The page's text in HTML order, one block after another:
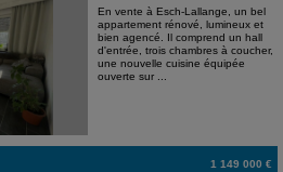
En vente à Esch-Lallange, un bel
appartement rénové, lumineux et
bien agencé. Il comprend un hall
d'entrée, trois chambres à coucher,
une nouvelle cuisine équipée
ouverte sur ...
1 149 000 €